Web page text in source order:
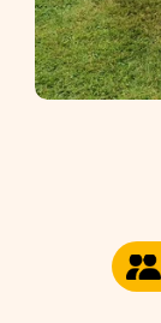
RESOURCES
Blog